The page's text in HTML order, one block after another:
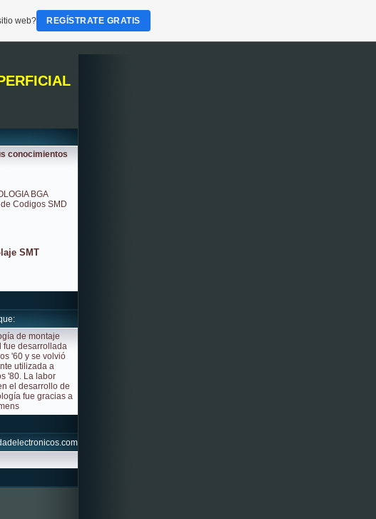
conocimientos
BGA
Codigos SMD
SMT
de montaje
fue desarrollada
'60 y se volvió
utilizada a
'80. La labor
el desarrollo de
fue gracias a
web? REGÍSTRATE GRATIS